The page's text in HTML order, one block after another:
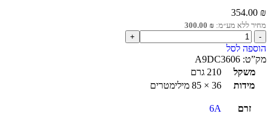
354.00 ₪
מחיר ללא מע״מ: 300.00 ₪
הוספה לסל
מק”ט: A9DC3606
משקל
210 גרם
מידות
36 × 85 מילימטרים
זרם 6A